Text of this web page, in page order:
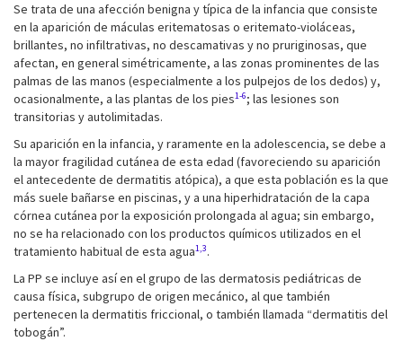
Se trata de una afección benigna y típica de la infancia que consiste
en la aparición de máculas eritematosas o eritemato-violáceas,
brillantes, no infiltrativas, no descamativas y no pruriginosas, que
afectan, en general simétricamente, a las zonas prominentes de las
palmas de las manos (especialmente a los pulpejos de los dedos) y,
ocasionalmente, a las plantas de los pies1-6; las lesiones son
transitorias y autolimitadas.
Su aparición en la infancia, y raramente en la adolescencia, se debe a
la mayor fragilidad cutánea de esta edad (favoreciendo su aparición
el antecedente de dermatitis atópica), a que esta población es la que
más suele bañarse en piscinas, y a una hiperhidratación de la capa
córnea cutánea por la exposición prolongada al agua; sin embargo,
no se ha relacionado con los productos químicos utilizados en el
tratamiento habitual de esta agua1,3.
La PP se incluye así en el grupo de las dermatosis pediátricas de
causa física, subgrupo de origen mecánico, al que también
pertenecen la dermatitis friccional, o también llamada “dermatitis del
tobogán”.